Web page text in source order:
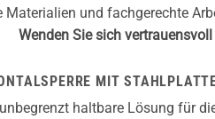
Materialien und fachgerechte
Wenden Sie sich
MIT
haltbare Lösung für